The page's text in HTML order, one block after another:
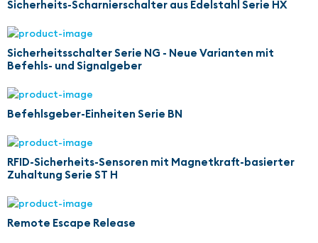
Sicherheits-Scharnierschalter aus Edelstahl Serie HX
Sicherheitsschalter Serie NG - Neue Varianten mit
Befehls- und Signalgeber
Befehlsgeber-Einheiten Serie BN
RFID-Sicherheits-Sensoren mit Magnetkraft-basierter
Zuhaltung Serie ST H
Remote Escape Release